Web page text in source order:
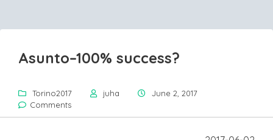
CONTENT
Asunto–100% success?
Torino2017 juha
June 2, 2017
Comments